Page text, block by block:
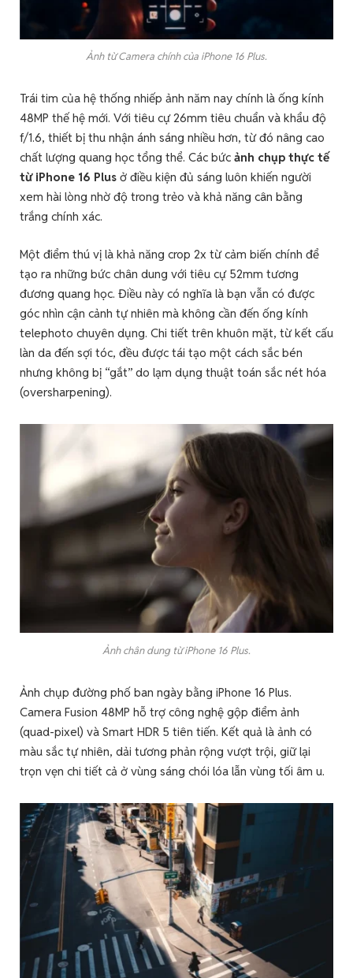
Ảnh từ Camera chính của iPhone 16 Plus.
Trái tim của hệ thống nhiếp ảnh năm nay chính là ống kính
48MP thế hệ mới. Với tiêu cự 26mm tiêu chuẩn và khẩu độ
f/1.6, thiết bị thu nhận ánh sáng nhiều hơn, từ đó nâng cao
chất lượng quang học tổng thể. Các bức ảnh chụp thực tế
từ iPhone 16 Plus ở điều kiện đủ sáng luôn khiến người
xem hài lòng nhờ độ trong trẻo và khả năng cân bằng
trắng chính xác.
Một điểm thú vị là khả năng crop 2x từ cảm biến chính để
tạo ra những bức chân dung với tiêu cự 52mm tương
đương quang học. Điều này có nghĩa là bạn vẫn có được
góc nhìn cận cảnh tự nhiên mà không cần đến ống kính
telephoto chuyên dụng. Chi tiết trên khuôn mặt, từ kết cấu
làn da đến sợi tóc, đều được tái tạo một cách sắc bén
nhưng không bị “gắt” do lạm dụng thuật toán sắc nét hóa
(oversharpening).
Ảnh chân dung từ iPhone 16 Plus.
Ảnh chụp đường phố ban ngày bằng iPhone 16 Plus.
Camera Fusion 48MP hỗ trợ công nghệ gộp điểm ảnh
(quad-pixel) và Smart HDR 5 tiên tiến. Kết quả là ảnh có
màu sắc tự nhiên, dải tương phản rộng vượt trội, giữ lại
trọn vẹn chi tiết cả ở vùng sáng chói lóa lẫn vùng tối âm u.